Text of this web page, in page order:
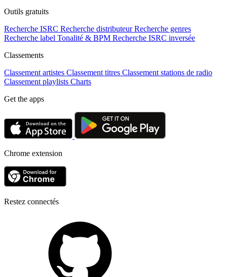
Outils gratuits
Recherche ISRC Recherche distributeur Recherche genres
Recherche label Tonalité & BPM Recherche ISRC inversée
Classements
Classement artistes Classement titres Classement stations de radio
Classement playlists Charts
Get the apps
Chrome extension
Restez connectés